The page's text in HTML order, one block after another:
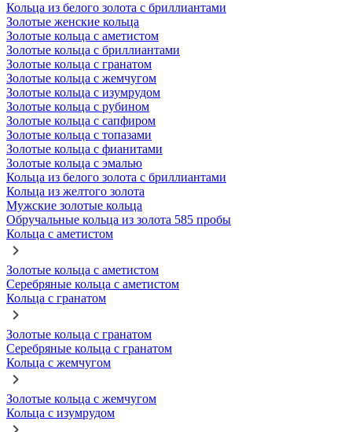
Кольца из белого золота с бриллиантами
Золотые женские кольца
Золотые кольца с аметистом
Золотые кольца с бриллиантами
Золотые кольца с гранатом
Золотые кольца с жемчугом
Золотые кольца с изумрудом
Золотые кольца с рубином
Золотые кольца с сапфиром
Золотые кольца с топазами
Золотые кольца с фианитами
Золотые кольца с эмалью
Кольца из белого золота с бриллиантами
Кольца из желтого золота
Мужские золотые кольца
Обручальные кольца из золота 585 пробы
Кольца с аметистом
Золотые кольца с аметистом
Серебряные кольца с аметистом
Кольца с гранатом
Золотые кольца с гранатом
Серебряные кольца с гранатом
Кольца с жемчугом
Золотые кольца с жемчугом
Кольца с изумрудом